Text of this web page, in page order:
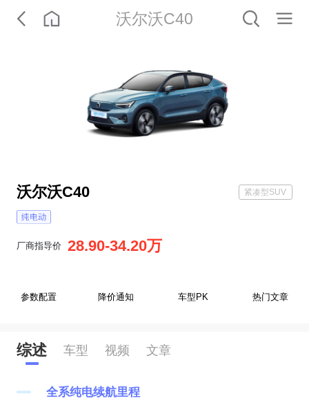
沃尔沃C40
沃尔沃C40 紧凑型SUV
厂商指导价 28.90-34.20万
参数配置 降价通知 车型PK 热门文章
综述 车型 视频 文章
全系纯电续航里程